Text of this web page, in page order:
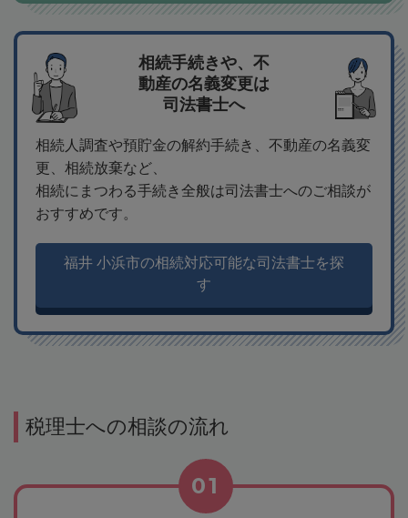
相続手続きや、不
動産の名義変更は
司法書士へ
相続人調査や預貯金の解約手続き、不動産の名義変
更、相続放棄など、
相続にまつわる手続き全般は司法書士へのご相談が
おすすめです。
福井 小浜市の相続対応可能な司法書士を探
す
税理士への相談の流れ
01